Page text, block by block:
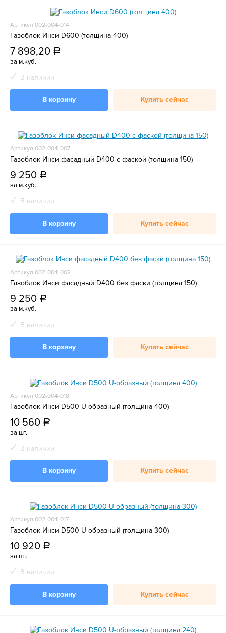
Артикул 002-004-014
Газоблок Инси D600 (толщина 400)
7 898,20 a
за м.куб.
В наличии
В корзину Купить сейчас
Артикул 002-004-007
Газоблок Инси фасадный D400 с фаской (толщина 150)
9 250 a
за м.куб.
В наличии
В корзину Купить сейчас
Артикул 002-004-008
Газоблок Инси фасадный D400 без фаски (толщина 150)
9 250 a
за м.куб.
В наличии
В корзину Купить сейчас
Артикул 002-004-018
Газоблок Инси D500 U-образный (толщина 400)
10 560 a
за шт.
В наличии
В корзину Купить сейчас
Артикул 002-004-017
Газоблок Инси D500 U-образный (толщина 300)
10 920 a
за шт.
В наличии
В корзину Купить сейчас